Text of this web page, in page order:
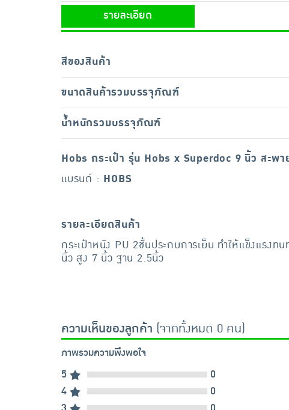
รายละเอียด
สีของสินค้า
ขนาดสินค้ารวมบรรจุภัณฑ์
น้ำหนักรวมบรรจุภัณฑ์
Hobs กระเป๋า รุ่น Hobs x Superdoc 9 นิ้ว สะพา
แบรนด์ : HOBS
รายละเอียดสินค้า
กระเป๋าหนัง PU 2ชั้นประกบการเย็บ ทำให้แข็งแรง
นิ้ว สูง 7 นิ้ว ฐาน 2.5นิ้ว
ความเห็นของลูกค้า (จากทั้งหมด 0 คน)
ภาพรวมความพึงพอใจ
5
0
4
0